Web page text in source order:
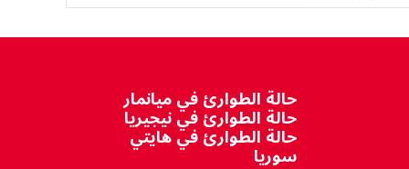
حالة الطوارئ في ميانمار
حالة الطوارئ في نيجيريا
حالة الطوارئ في هايتي
سوريا